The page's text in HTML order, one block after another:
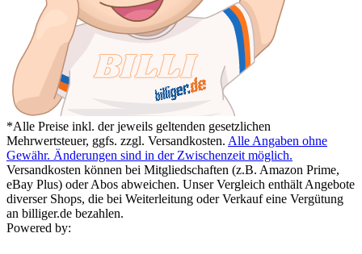
*Alle Preise inkl. der jeweils geltenden gesetzlichen
Mehrwertsteuer, ggfs. zzgl. Versandkosten. Alle Angaben ohne
Gewähr. Änderungen sind in der Zwischenzeit möglich.
Versandkosten können bei Mitgliedschaften (z.B. Amazon Prime,
eBay Plus) oder Abos abweichen. Unser Vergleich enthält Angebote
diverser Shops, die bei Weiterleitung oder Verkauf eine Vergütung
an billiger.de bezahlen.
Powered by: